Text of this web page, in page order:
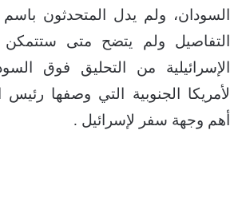
السودان، ولم يدل المتحدثون باسم
التفاصيل ولم يتضح متى ستتمكن
الإسرائيلية من التحليق فوق
لأمريكا الجنوبية التي وصفها رئيس
أهم وجهة سفر لإسرائيل .